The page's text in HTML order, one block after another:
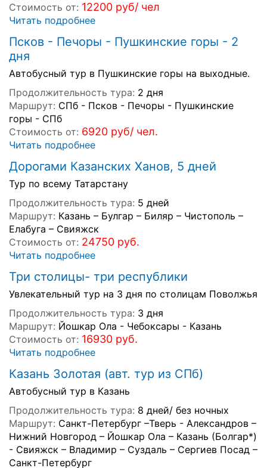
Стоимость от: 12200 руб/ чел
Читать подробнее
Псков - Печоры - Пушкинские горы - 2
дня
Автобусный тур в Пушкинские горы на выходные.
Продолжительность тура: 2 дня
Маршрут: СПб - Псков - Печоры - Пушкинские
горы - СПб
Стоимость от: 6920 руб/ чел.
Читать подробнее
Дорогами Казанских Ханов, 5 дней
Тур по всему Татарстану
Продолжительность тура: 5 дней
Маршрут: Казань – Булгар – Биляр – Чистополь –
Елабуга – Свияжск
Стоимость от: 24750 руб.
Читать подробнее
Три столицы- три республики
Увлекательный тур на 3 дня по столицам Поволжья
Продолжительность тура: 3 дня
Маршрут: Йошкар Ола - Чебоксары - Казань
Стоимость от: 16930 руб.
Читать подробнее
Казань Золотая (авт. тур из СПб)
Автобусный тур в Казань
Продолжительность тура: 8 дней/ без ночных
Маршрут: Санкт-Петербург –Тверь - Александров –
Нижний Новгород – Йошкар Ола – Казань (Болгар*)
- Свияжск – Владимир – Суздаль – Сергиев Посад –
Санкт-Петербург